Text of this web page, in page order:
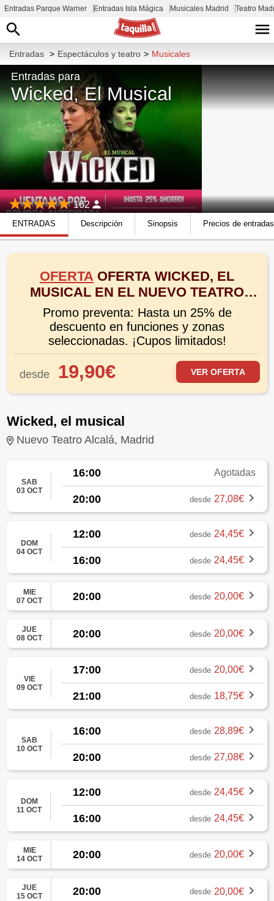
Entradas Parque Warner Entradas Isla Mágica Musicales Madrid Teatro
Entradas > Espectáculos y teatro > Musicales
Entradas para
Wicked, El Musical
162
ENTRADAS Descripción Sinopsis Precios de entradas
OFERTA OFERTA WICKED, EL
MUSICAL EN EL NUEVO TEATRO
ALCALÁ DE MADRID ¡NUEVA
TEMPORADA!
Promo preventa: Hasta un 25% de
descuento en funciones y zonas
seleccionadas. ¡Cupos limitados!
desde 19,90€ VER OFERTA
Wicked, el musical
Nuevo Teatro Alcalá, Madrid
SAB
03 OCT
16:00 Agotadas
20:00 desde 27,08€
DOM
04 OCT
12:00 desde 24,45€
16:00 desde 24,45€
MIE
07 OCT
20:00 desde 20,00€
JUE
08 OCT
20:00 desde 20,00€
VIE
09 OCT
17:00 desde 20,00€
21:00 desde 18,75€
SAB
10 OCT
16:00 desde 28,89€
20:00 desde 27,08€
DOM
11 OCT
12:00 desde 24,45€
16:00 desde 24,45€
MIE
14 OCT
20:00 desde 20,00€
JUE
15 OCT
20:00 desde 20,00€